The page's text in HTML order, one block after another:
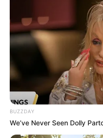
BUZZDAY
We’ve Never Seen Dolly